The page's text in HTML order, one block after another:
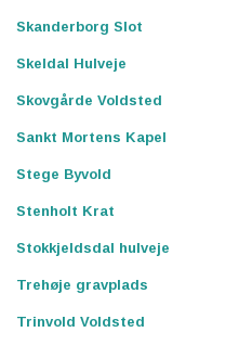
Skanderborg Slot
Skeldal Hulveje
Skovgårde Voldsted
Sankt Mortens Kapel
Stege Byvold
Stenholt Krat
Stokkjeldsdal hulveje
Trehøje gravplads
Trinvold Voldsted